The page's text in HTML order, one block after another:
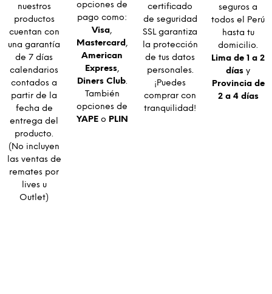
nuestros
productos
cuentan con
una garantía
de 7 días
calendarios
contados a
partir de la
fecha de
entrega del
producto.
(No incluyen
las ventas de
remates por
lives u
Outlet)
opciones de
pago como:
Visa,
Mastercard,
American
Express,
Diners Club.
También
opciones de
YAPEo PLIN
certificado
de seguridad
SSL garantiza
la protección
de tus datos
personales.
¡Puedes
comprar con
tranquilidad!
seguros a
todos el Perú
hasta tu
domicilio.
Lima de 1 a 2
días y
Provincia de
2 a 4 días